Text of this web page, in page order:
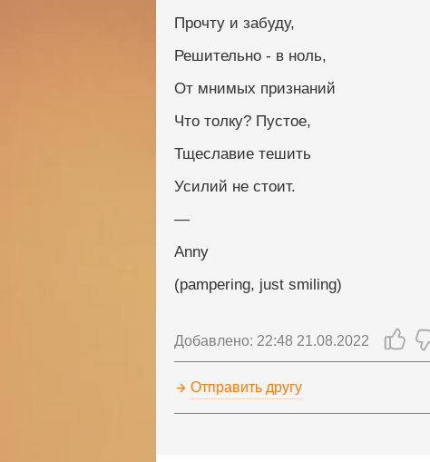
Прочту и забуду,
Решительно - в ноль,
От мнимых признаний
Что толку? Пустое,
Тщеславие тешить
Усилий не стоит.
—
Anny
(pampering, just smiling)
Добавлено: 22:48 21.08.2022
Отправить другу